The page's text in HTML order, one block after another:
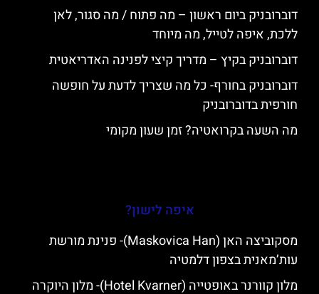
דוברובניק ביום ראשון – מה פתוח / מה סגור, לאן
ללכת, איפה לטייל, מה מיוחד
דוברובניק בקיץ – מדריך קיצי לפנינה האדריאטית
דוברובניק בחורף- כל מה שצריך לדעת על חופשה
חורפית בדוברובניק
מה השעה בקרואטיה? זמן שעון מקומי
איפה לישון?
מסקוביצה האן (Maskovica Han)- פנינת מורשת
עות’מאנית בצפון דלמטיה
מלון קוורנר באופטייה (Hotel Kvarner)- מלון היוקרה